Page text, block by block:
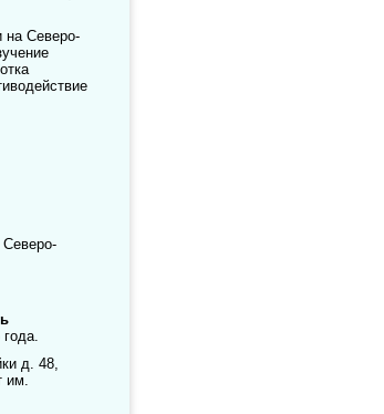
на Северо-
д. 48,
им.